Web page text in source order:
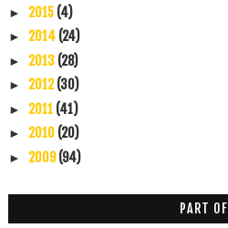
► 2015 (4)
► 2014 (24)
► 2013 (28)
► 2012(30)
► 2011 (41)
► 2010 (20)
► 2009(94)
PART OF